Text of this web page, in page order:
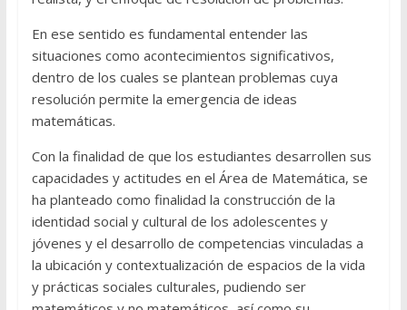
En ese sentido es fundamental entender las
situaciones como acontecimientos significativos,
dentro de los cuales se plantean problemas cuya
resolución permite la emergencia de ideas
matemáticas.
Con la finalidad de que los estudiantes desarrollen sus
capacidades y actitudes en el Área de Matemática, se
ha planteado como finalidad la construcción de la
identidad social y cultural de los adolescentes y
jóvenes y el desarrollo de competencias vinculadas a
la ubicación y contextualización de espacios de la vida
y prácticas sociales culturales, pudiendo ser